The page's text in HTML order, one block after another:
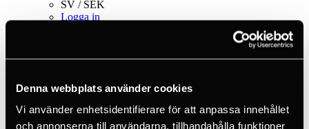
Denna webbplats använder cookies
Vi använder enhetsidentifierare för att anpassa innehållet
och annonserna till användarna, tillhandahålla funktioner
SV / SEK
Logga in
Hem
Fallskyddsutrustning
Fallskyddsblock